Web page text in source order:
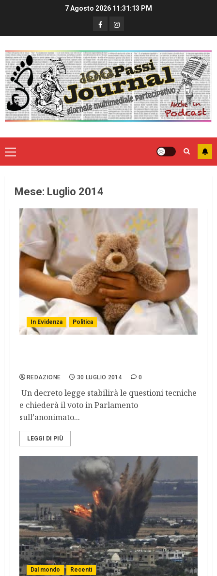
7 Agosto 2026 11:31:14 PM
Mese: Luglio 2014
In Evidenza Politica
REDAZIONE 30 LUGLIO 2014 0
Un decreto legge stabilirà le questioni tecniche
e chiederà il voto in Parlamento
sull’anonimato...
LEGGI DI PIÙ
Dal mondo Recenti